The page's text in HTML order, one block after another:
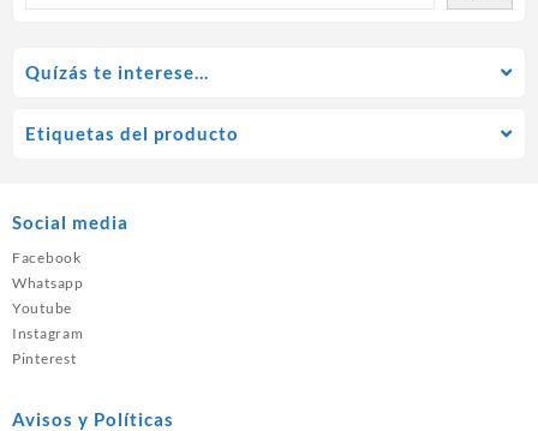
Quízás te interese…
Etiquetas del producto
Social media
Facebook
Whatsapp
Youtube
Instagram
Pinterest
Avisos y Políticas